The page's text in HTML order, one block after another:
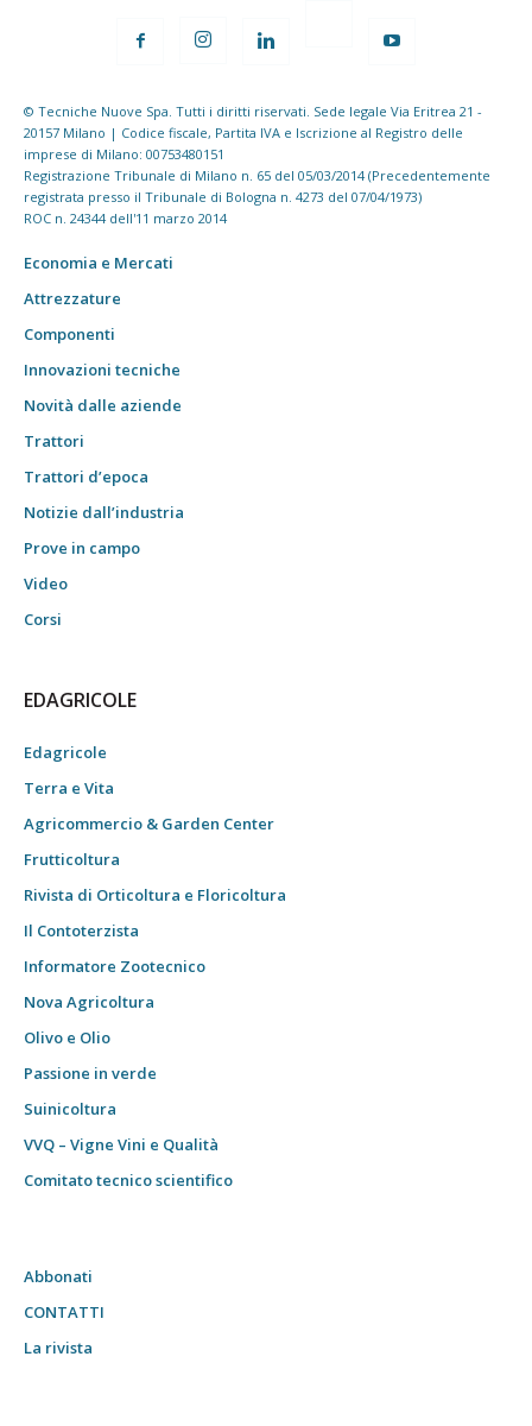
© Tecniche Nuove Spa. Tutti i diritti riservati. Sede legale Via Eritrea 21 -
20157 Milano | Codice fiscale, Partita IVA e Iscrizione al Registro delle
imprese di Milano: 00753480151
Registrazione Tribunale di Milano n. 65 del 05/03/2014 (Precedentemente
registrata presso il Tribunale di Bologna n. 4273 del 07/04/1973)
ROC n. 24344 dell'11 marzo 2014
Economia e Mercati
Attrezzature
Componenti
Innovazioni tecniche
Novità dalle aziende
Trattori
Trattori d’epoca
Notizie dall’industria
Prove in campo
Video
Corsi
EDAGRICOLE
Edagricole
Terra e Vita
Agricommercio & Garden Center
Frutticoltura
Rivista di Orticoltura e Floricoltura
Il Contoterzista
Informatore Zootecnico
Nova Agricoltura
Olivo e Olio
Passione in verde
Suinicoltura
VVQ – Vigne Vini e Qualità
Comitato tecnico scientifico
Abbonati
CONTATTI
La rivista